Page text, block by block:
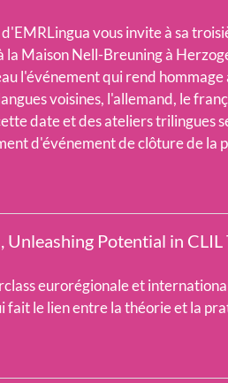
vous invite à sa
la Maison Nell-Breuning à
l'événement qui rend
voisines, l'allemand, le
date et des ateliers trilingues
d'événement de clôture de
Potential in CLIL
eurorégionale et
le lien entre la théorie et la